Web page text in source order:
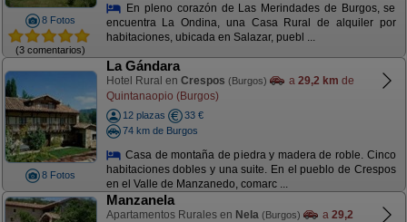
8 Fotos
(3 comentarios)
En pleno corazón de Las Merindades de Burgos, se
encuentra La Ondina, una Casa Rural de alquiler por
habitaciones, ubicada en Salazar, puebl ...
8 Fotos
La Gándara
Hotel Rural en Crespos (Burgos) a 29,2 km de
Quintanaopio (Burgos)
12 plazas
33 €
74 km de Burgos
Casa de montaña de piedra y madera de roble. Cinco
habitaciones dobles y una suite. En el pueblo de Crespos
en el Valle de Manzanedo, comarc ...
Manzanela
Apartamentos Rurales en Nela (Burgos) a 29,2